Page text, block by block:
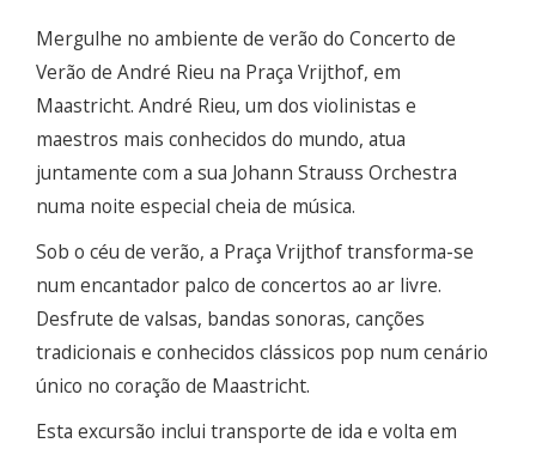
Mergulhe no ambiente de verão do Concerto de
Verão de André Rieu na Praça Vrijthof, em
Maastricht. André Rieu, um dos violinistas e
maestros mais conhecidos do mundo, atua
juntamente com a sua Johann Strauss Orchestra
numa noite especial cheia de música.
Sob o céu de verão, a Praça Vrijthof transforma-se
num encantador palco de concertos ao ar livre.
Desfrute de valsas, bandas sonoras, canções
tradicionais e conhecidos clássicos pop num cenário
único no coração de Maastricht.
Esta excursão inclui transporte de ida e volta em